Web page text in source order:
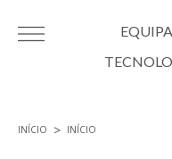
INÍCIO INÍCIO